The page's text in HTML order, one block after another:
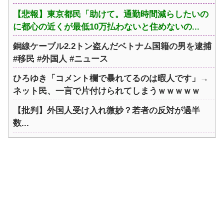
【悲報】東京都民「助けて。通勤時間減らしたいの
に都心の近くが最低10万払わないと住めないの...
銅線ケーブル2.2トン盗んだベトナム国籍の男を逮捕
#移民 #外国人 #ニュース
ひろゆき「コメント欄で暴れてるのは暇人です」→
ネット民、一言で片付けられてしまうｗｗｗｗｗ
【批判】外国人受け入れ微妙？若者の反対が過半
数...